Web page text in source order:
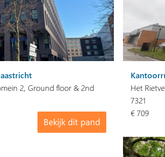
2, Ground floor & 2nd
Bekijk dit pand
Het
7321
€ 709